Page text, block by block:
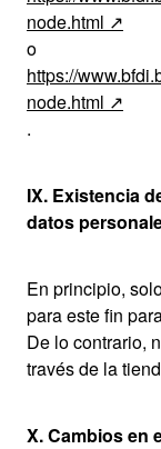
node.html
o
https://
node.html
.
IX. Existencia
datos
En principio,
para este fin
De lo contrario,
través de la
X. Cambios en